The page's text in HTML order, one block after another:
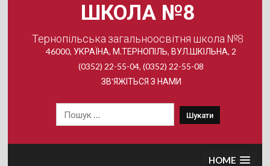
ШКОЛА №8
Тернопільська загальноосвітня школа №8
46000, УКРАЇНА, М.ТЕРНОПІЛЬ, ВУЛ.ШКІЛЬНА, 2
(0352) 22-55-04, (0352) 22-55-08
ЗВ'ЯЖІТЬСЯ З НАМИ
HOME